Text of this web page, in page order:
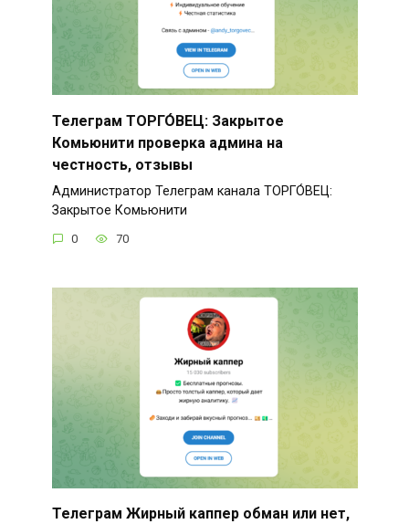
Телеграм ТОРГО́ВЕЦ: Закрытое
Комьюнити проверка админа на
честность, отзывы
Администратор Телеграм канала ТОРГО́ВЕЦ:
Закрытое Комьюнити
0 70
Телеграм Жирный каппер обман или нет,